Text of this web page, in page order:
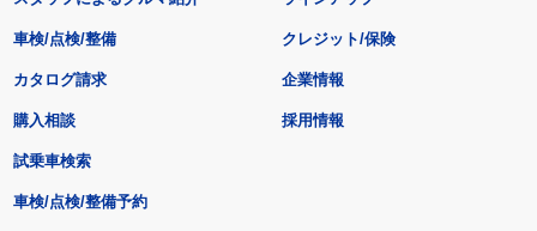
車検/点検/整備 クレジット/保険
カタログ請求
購入相談
試乗車検索
車検/点検/整備予約
企業情報
採用情報